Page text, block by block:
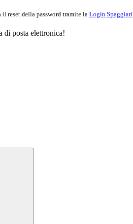
reset della password tramite la Login Spaggiari
di posta elettronica!